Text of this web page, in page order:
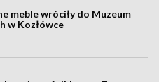
meble wróciły do Muzeum
w Kozłówce